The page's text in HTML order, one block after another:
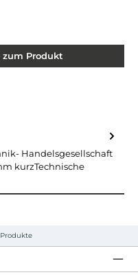
Produkt
Handelsgesellschaft
kurzTechnische